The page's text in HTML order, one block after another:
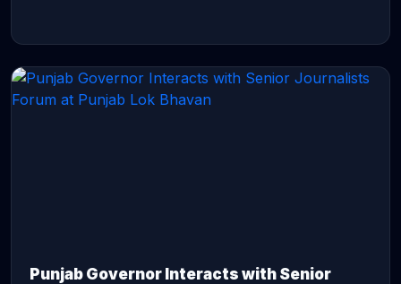
Punjab Governor Interacts with Senior